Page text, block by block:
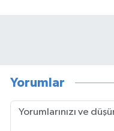
Yorumlar